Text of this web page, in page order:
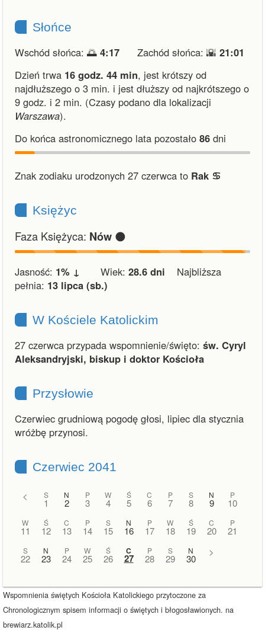
Słońce
Wschód słońca: 🌅 4:17 Zachód słońca: 🌇 21:01
Dzień trwa 16 godz. 44 min, jest krótszy od
najdłuższego o 3 min. i jest dłuższy od najkrótszego o
9 godz. i 2 min. (Czasy podano dla lokalizacji
Warszawa).
Do końca astronomicznego lata pozostało 86 dni
Znak zodiaku urodzonych 27 czerwca to Rak ♋︎
Księżyc
Faza Księżyca: Nów 🌑
Jasność: 1% ↓ Wiek: 28.6 dni Najbliższa
pełnia: 13 lipca (sb.)
W Kościele Katolickim
27 czerwca przypada wspomnienie/święto: św. Cyryl
Aleksandryjski, biskup i doktor Kościoła
Przysłowie
Czerwiec grudniową pogodę głosi, lipiec dla stycznia
wróżbę przynosi.
Czerwiec 2041
< S
1
N
2
P
3
W
4
Ś
5
C
6
P
7
S
8
N
9
P
10
W
11
Ś
12
C
13
P
14
S
15
N
16
P
17
W
18
Ś
19
C
20
P
21
S
22
N
23
P
24
W
25
Ś
26
C
27
P
28
S
29
N
30
>
Wspomnienia świętych Kościoła Katolickiego przytoczone za
Chronologicznym spisem informacji o świętych i błogosławionych. na
brewiarz.katolik.pl